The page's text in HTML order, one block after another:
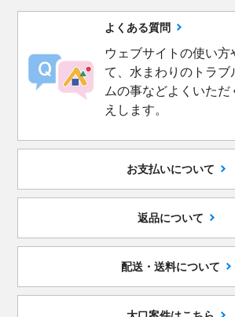
よくある質問
ウェブサイトの使い方
て、水まわりのトラブ
ムの事などよくいた
えします。
お支払いについて
返品について
配送・送料について